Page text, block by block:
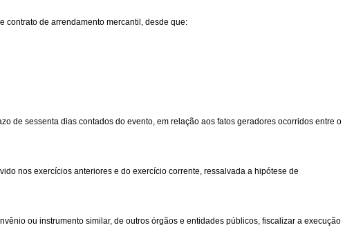
contrato de arrendamento mercantil, desde que:
de sessenta dias contados do evento, em relação aos fatos geradores ocorridos entre o
nos exercícios anteriores e do exercício corrente, ressalvada a hipótese de
ou instrumento similar, de outros órgãos e entidades públicos, fiscalizar a execução